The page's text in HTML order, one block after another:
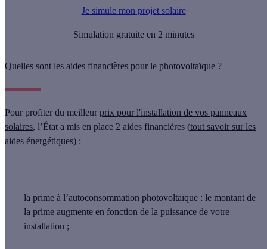
Je simule mon projet solaire
Simulation gratuite en 2 minutes
Quelles sont les aides financières pour le photovoltaïque ?
Pour profiter du meilleur prix pour l'installation de vos panneaux
solaires, l’État a mis en place 2 aides financières (tout savoir sur les
aides énergétiques) :
la prime à l’autoconsommation photovoltaïque : le montant de
la prime augmente en fonction de la puissance de votre
installation ;